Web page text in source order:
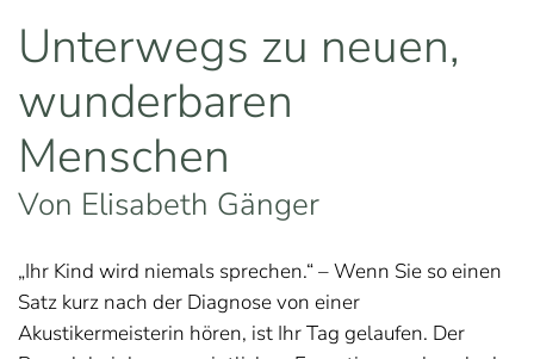
Unterwegs zu neuen,
wunderbaren
Menschen
Von Elisabeth Gänger
„Ihr Kind wird niemals sprechen.“ – Wenn Sie so einen
Satz kurz nach der Diagnose von einer
Akustikermeisterin hören, ist Ihr Tag gelaufen. Der